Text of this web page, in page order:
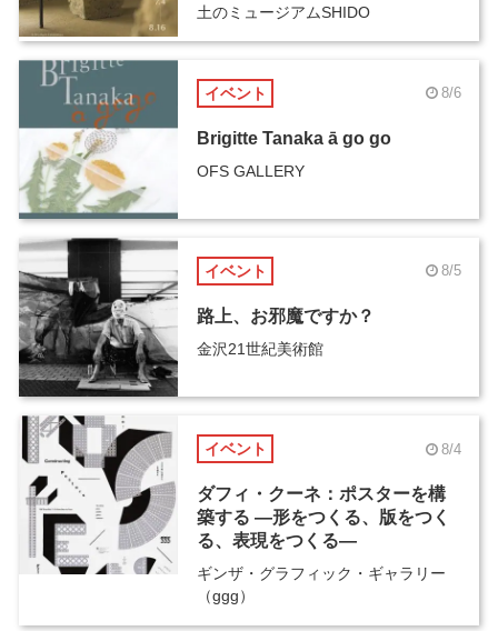
土のミュージアムSHIDO
イベント 8/6
Brigitte Tanaka ā go go
OFS GALLERY
イベント 8/5
路上、お邪魔ですか？
金沢21世紀美術館
イベント 8/4
ダフィ・クーネ：ポスターを構
築する ―形をつくる、版をつく
る、表現をつくる―
ギンザ・グラフィック・ギャラリー
（ggg）